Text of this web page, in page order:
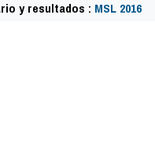
y resultados : MSL 2016